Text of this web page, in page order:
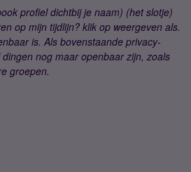
profiel dichtbij je naam) (het slotje)
op mijn tijdlijn? klik op weergeven als.
is. Als bovenstaande privacy-
nog maar openbaar zijn, zoals
groepen.